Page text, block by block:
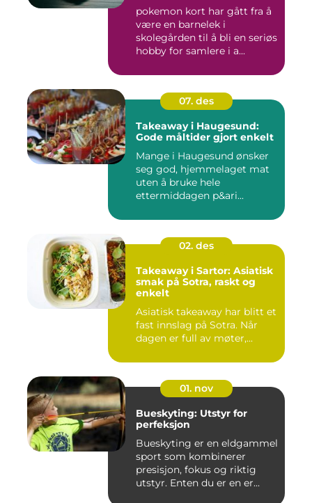
pokemon kort har gått fra å
være en barnelek i
skolegården til å bli en seriøs
hobby for samlere i a...
07. des
Takeaway i Haugesund:
Gode måltider gjort enkelt
Mange i Haugesund ønsker
seg god, hjemmelaget mat
uten å bruke hele
ettermiddagen p&ari...
02. des
Takeaway i Sartor: Asiatisk
smak på Sotra, raskt og
enkelt
Asiatisk takeaway har blitt et
fast innslag på Sotra. Når
dagen er full av møter,...
01. nov
Bueskyting: Utstyr for
perfeksjon
Bueskyting er en eldgammel
sport som kombinerer
presisjon, fokus og riktig
utstyr. Enten du er en er...